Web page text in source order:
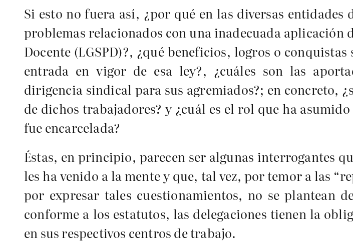
Si esto no fuera así, ¿por qué en las diversas entidades
problemas relacionados con una inadecuada aplicación
Docente (LGSPD)?, ¿qué beneficios, logros o
entrada en vigor de esa ley?, ¿cuáles son las
dirigencia sindical para sus agremiados?; en concreto,
de dichos trabajadores? y ¿cuál es el rol que ha
fue encarcelada?
Éstas, en principio, parecen ser algunas interrogantes
les ha venido a la mente y que, tal vez, por temor a las
por expresar tales cuestionamientos, no se plantean
conforme a los estatutos, las delegaciones tienen la
en sus respectivos centros de trabajo.